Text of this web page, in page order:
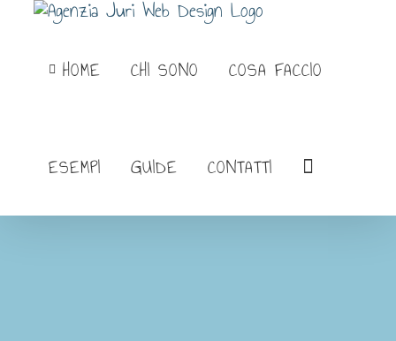
contenutoHOME CHI SONO COSA FACCIO
ESEMPI GUIDE CONTATTI